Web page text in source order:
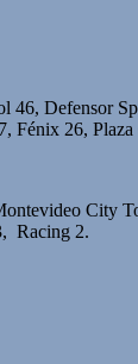
46, Defensor
Fénix 26, Plaza
City
Racing 2.